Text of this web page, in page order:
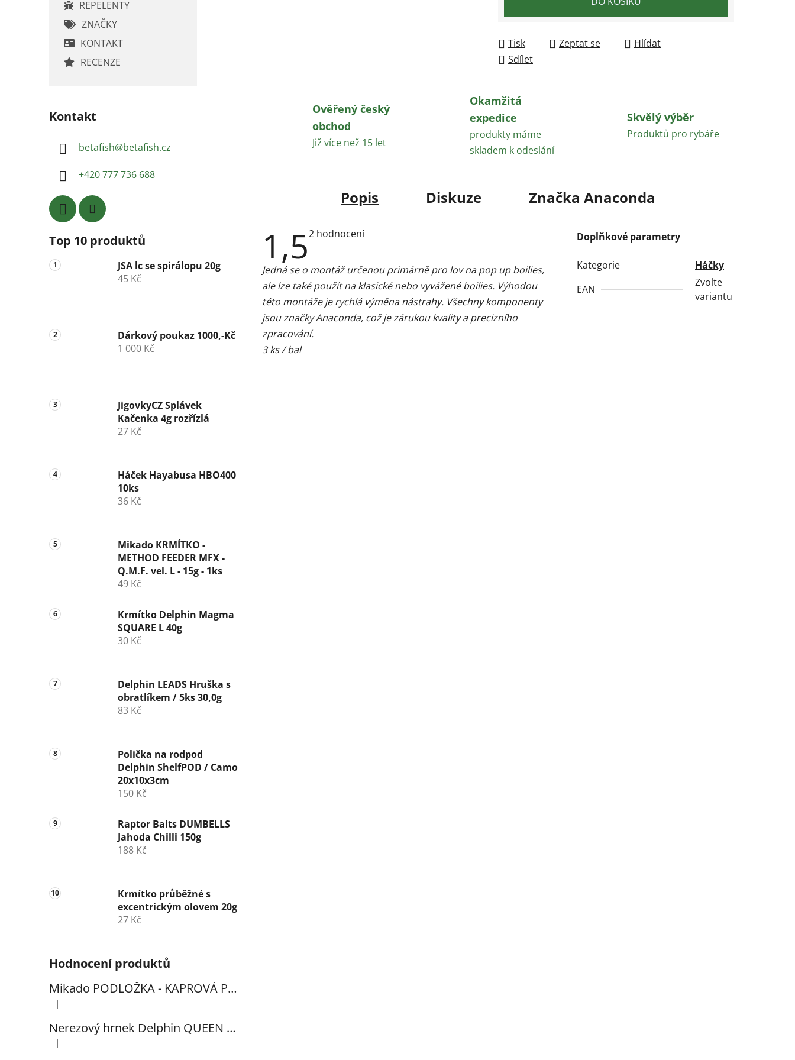
REPELENTY
ZNAČKY
KONTAKT
RECENZE
Kontakt
betafish@betafish.cz
+420 777 736 688
Top 10 produktů
JSA lc se spirálopu 20g
45 Kč
Dárkový poukaz 1000,-Kč
1 000 Kč
JigovkyCZ Splávek
Kačenka 4g rozřízlá
27 Kč
Háček Hayabusa HBO400
10ks
36 Kč
Mikado KRMÍTKO -
METHOD FEEDER MFX -
Q.M.F. vel. L - 15g - 1ks
49 Kč
Krmítko Delphin Magma
SQUARE L 40g
30 Kč
Delphin LEADS Hruška s
obratlíkem / 5ks 30,0g
83 Kč
Polička na rodpod
Delphin ShelfPOD / Camo
20x10x3cm
150 Kč
Raptor Baits DUMBELLS
Jahoda Chilli 150g
188 Kč
Krmítko průběžné s
excentrickým olovem 20g
27 Kč
Hodnocení produktů
Mikado PODLOŽKA - KAPROVÁ PRO VYHÁČKOVÁNÍ S METREM - (102x60cm) - 1ks
Hodnocení produktu je 5 z 5 hvězdiček.
|
Nerezový hrnek Delphin QUEEN 300ml
Hodnocení produktu je 5 z 5 hvězdiček.
|
Tisk Zeptat se
Hlídat
Sdílet
Ověřený český
obchod
Již více než 15 let
Okamžitá
expedice
produkty máme
skladem k odeslání
Skvělý výběr
Produktů pro rybáře
Popis Diskuze Značka Anaconda
1,5Průměrné
1,5
z
5
hvězdiček.
2 hodnocení
Jedná se o montáž určenou primárně pro lov na pop up boilies,
ale lze také použít na klasické nebo vyvážené boilies. Výhodou
této montáže je rychlá výměna nástrahy. Všechny komponenty
jsou značky Anaconda, což je zárukou kvality a precizního
zpracování.
3 ks / bal
Doplňkové parametry
Kategorie
Háčky
EAN
Zvolte
variantu